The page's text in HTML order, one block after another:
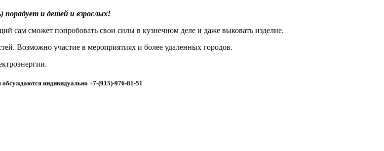
порадует и детей и взрослых!
сможет попробовать свои силы в кузнечном деле и даже выковать изделие.
Возможно участие в мероприятиях и более удаленных городов.
индивидуально +7-(915)-976-81-51